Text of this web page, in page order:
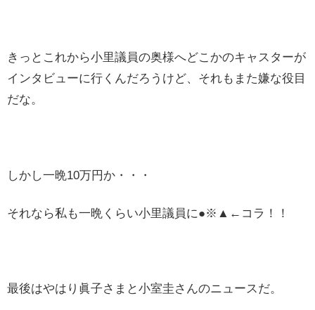
きっとこれから小里議員の奥様へどこかのキャスターが
インタビューに行くんだろうけど、それもまた嫌な役目
だな。
しかし一晩10万円か・・・
それなら私も一晩くらい小里議員に●※▲←コラ！！
最後はやはり眞子さまと小室圭さんのニュースだ。